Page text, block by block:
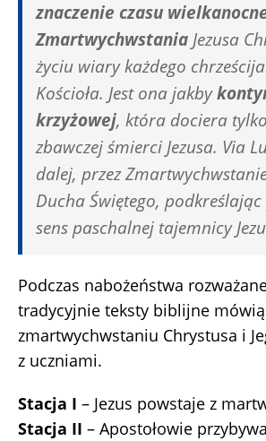
znaczenie czasu
Zmartwychwstania Jezusa
życiu wiary każdego
Kościoła. Jest ona jakby
krzyżowej, która dociera
zbawczej śmierci Jezusa. Via
dalej, przez
Ducha Świętego,
sens paschalnej tajemnicy
Podczas nabożeństwa
tradycyjnie teksty biblijne
zmartwychwstaniu Chrystusa i
z uczniami.
Stacja I – Jezus powstaje z
Stacja II – Apostołowie